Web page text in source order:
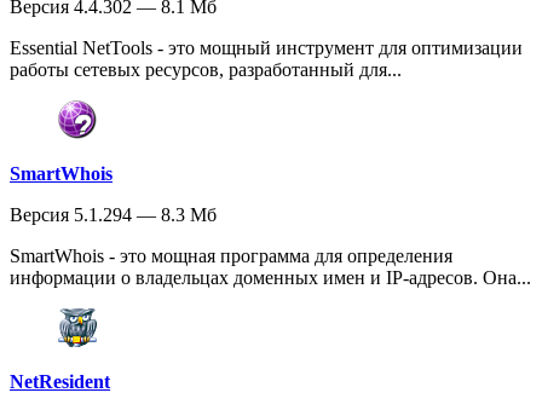
Версия 4.4.302 — 8.1 Мб
Essential NetTools - это мощный инструмент для оптимизации
работы сетевых ресурсов, разработанный для...
SmartWhois
Версия 5.1.294 — 8.3 Мб
SmartWhois - это мощная программа для определения
информации о владельцах доменных имен и IP-адресов. Она...
NetResident